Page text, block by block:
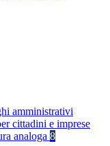
amministrativi
cittadini e imprese
analoga 8